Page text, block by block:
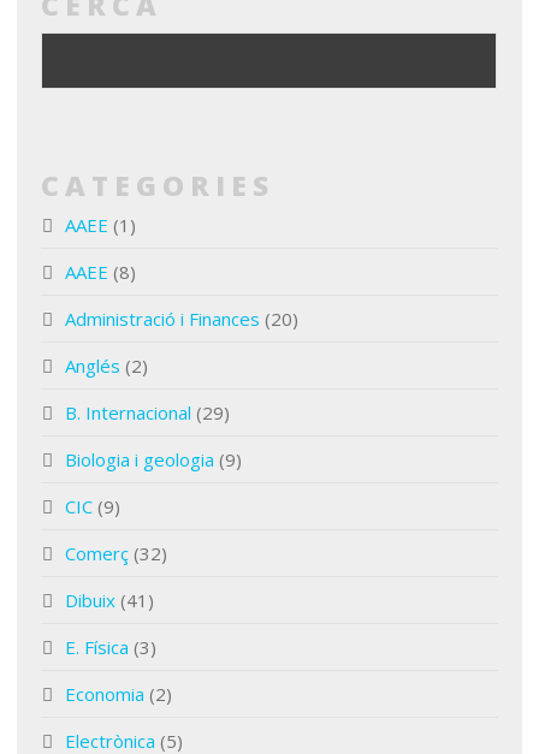
CATEGORIES
AAEE (1)
AAEE (8)
Administració i Finances (20)
Anglés (2)
B. Internacional (29)
Biologia i geologia (9)
CIC (9)
Comerç (32)
Dibuix (41)
E. Física (3)
Economia (2)
Electrònica (5)